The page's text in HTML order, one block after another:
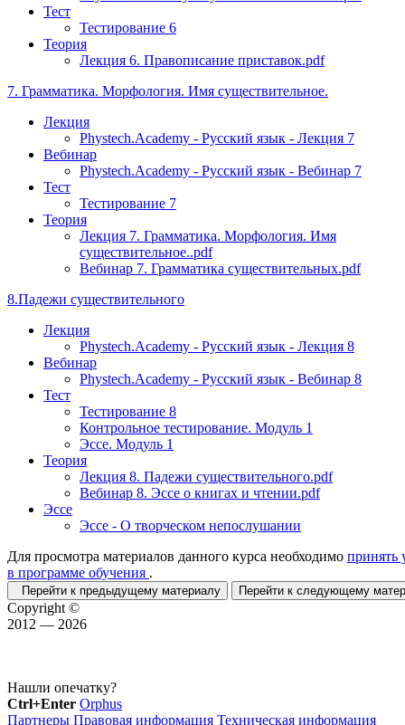
Тест
Тестирование 6
Теория
Лекция 6. Правописание приставок.pdf
7. Грамматика. Морфология. Имя существительное.
Лекция
Phystech.Academy - Русский язык - Лекция 7
Вебинар
Phystech.Academy - Русский язык - Вебинар 7
Тест
Тестирование 7
Теория
Лекция 7. Грамматика. Морфология. Имя
существительное..pdf
Вебинар 7. Грамматика существительных.pdf
8.Падежи существительного
Лекция
Phystech.Academy - Русский язык - Лекция 8
Вебинар
Phystech.Academy - Русский язык - Вебинар 8
Тест
Тестирование 8
Контрольное тестирование. Модуль 1
Эссе. Модуль 1
Теория
Лекция 8. Падежи существительного.pdf
Вебинар 8. Эссе о книгах и чтении.pdf
Эссе
Эссе - О творческом непослушании
Для просмотра материалов данного курса необходимо принять
в программе обучения .
Перейти к предыдущему материалу Перейти к следующему
Copyright ©
2012 — 2026
Нашли опечатку?
Ctrl+Enter Orphus
Партнеры Правовая информация Техническая информация